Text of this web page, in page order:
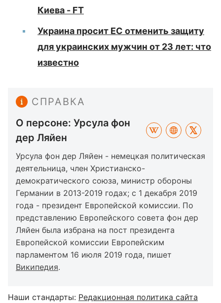
Киева - FT
Украина просит ЕС отменить защиту
для украинских мужчин от 23 лет: что
известно
СПРАВКА
О персоне: Урсула фон
дер Ляйен
Урсула фон дер Ляйен - немецкая политическая
деятельница, член Христианско-
демократического союза, министр обороны
Германии в 2013-2019 годах; с 1 декабря 2019
года - президент Европейской комиссии. По
представлению Европейского совета фон дер
Ляйен была избрана на пост президента
Европейской комиссии Европейским
парламентом 16 июля 2019 года, пишет
Википедия.
Наши стандарты: Редакционная политика сайта